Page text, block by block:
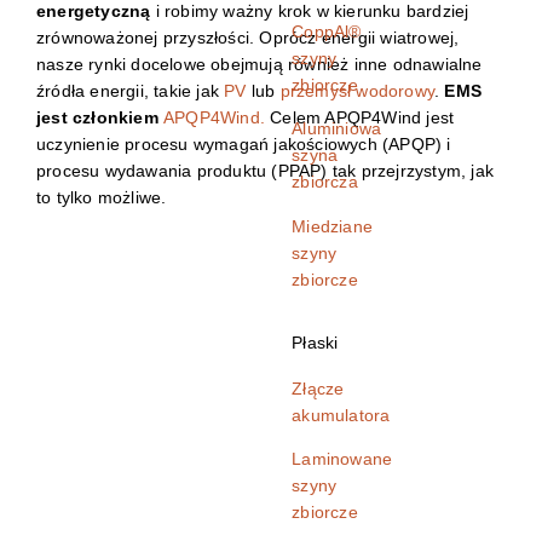
CoppAl®
szyny
zbiorcze
Aluminiowa
szyna
zbiorcza
Miedziane
szyny
zbiorcze
Płaski
Złącze
akumulatora
Laminowane
szyny
zbiorcze
energetyczną i robimy ważny krok w kierunku bardziej
zrównoważonej przyszłości. Oprócz energii wiatrowej,
nasze rynki docelowe obejmują również inne odnawialne
źródła energii, takie jak PV lub przemysł wodorowy. EMS
jest członkiem APQP4Wind.Celem APQP4Wind jest
uczynienie procesu wymagań jakościowych (APQP) i
procesu wydawania produktu (PPAP) tak przejrzystym, jak
to tylko możliwe.